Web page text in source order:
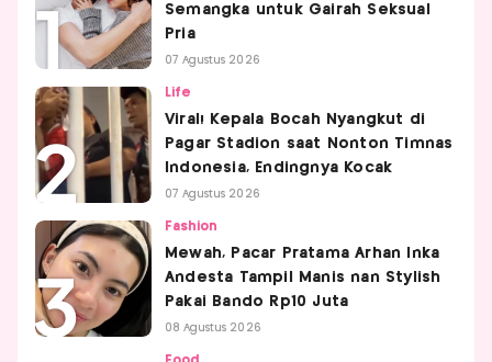
Semangka untuk Gairah Seksual
Pria
07 Agustus 2026
Life
Viral! Kepala Bocah Nyangkut di
Pagar Stadion saat Nonton Timnas
Indonesia, Endingnya Kocak
07 Agustus 2026
Fashion
Mewah, Pacar Pratama Arhan Inka
Andesta Tampil Manis nan Stylish
Pakai Bando Rp10 Juta
08 Agustus 2026